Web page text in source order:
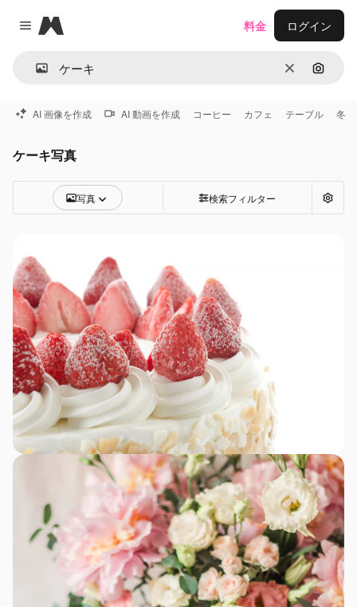
Close menu
Magnific
消去 画像で
料金 ログイン
AI 画像を作成 AI 動画を作成 コーヒー カフェ テーブル 冬
ケーキ写真
写真 検索フィルター